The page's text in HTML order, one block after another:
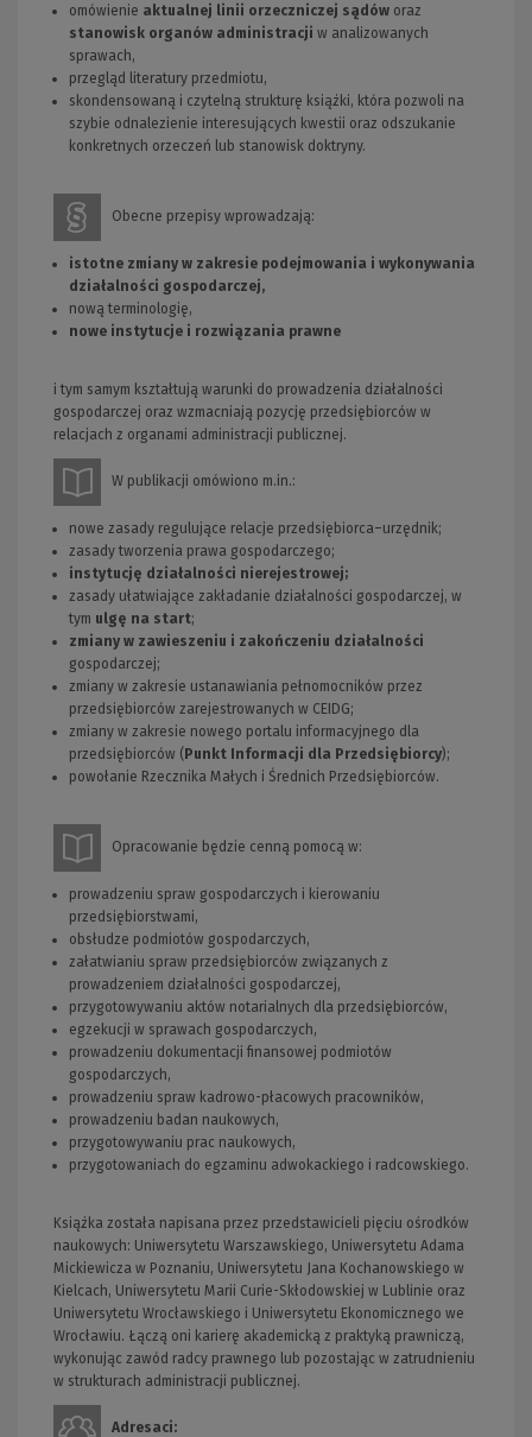
omówienie aktualnej linii orzeczniczej sądów oraz
stanowisk organów administracji w analizowanych
sprawach,
przegląd literatury przedmiotu,
skondensowaną i czytelną strukturę książki, która pozwoli na
szybie odnalezienie interesujących kwestii oraz odszukanie
konkretnych orzeczeń lub stanowisk doktryny.
Obecne przepisy wprowadzają:
istotne zmiany w zakresie podejmowania i wykonywania
działalności gospodarczej,
nową terminologię,
nowe instytucje i rozwiązania prawne
i tym samym kształtują warunki do prowadzenia działalności
gospodarczej oraz wzmacniają pozycję przedsiębiorców w
relacjach z organami administracji publicznej.
W publikacji omówiono m.in.:
nowe zasady regulujące relacje przedsiębiorca–urzędnik;
zasady tworzenia prawa gospodarczego;
instytucję działalności nierejestrowej;
zasady ułatwiające zakładanie działalności gospodarczej, w
tym ulgę na start;
zmiany w zawieszeniu i zakończeniu działalności
gospodarczej;
zmiany w zakresie ustanawiania pełnomocników przez
przedsiębiorców zarejestrowanych w CEIDG;
zmiany w zakresie nowego portalu informacyjnego dla
przedsiębiorców (Punkt Informacji dla Przedsiębiorcy);
powołanie Rzecznika Małych i Średnich Przedsiębiorców.
Opracowanie będzie cenną pomocą w:
prowadzeniu spraw gospodarczych i kierowaniu
przedsiębiorstwami,
obsłudze podmiotów gospodarczych,
załatwianiu spraw przedsiębiorców związanych z
prowadzeniem działalności gospodarczej,
przygotowywaniu aktów notarialnych dla przedsiębiorców,
egzekucji w sprawach gospodarczych,
prowadzeniu dokumentacji finansowej podmiotów
gospodarczych,
prowadzeniu spraw kadrowo-płacowych pracowników,
prowadzeniu badan naukowych,
przygotowywaniu prac naukowych,
przygotowaniach do egzaminu adwokackiego i radcowskiego.
Książka została napisana przez przedstawicieli pięciu ośrodków
naukowych: Uniwersytetu Warszawskiego, Uniwersytetu Adama
Mickiewicza w Poznaniu, Uniwersytetu Jana Kochanowskiego w
Kielcach, Uniwersytetu Marii Curie-Skłodowskiej w Lublinie oraz
Uniwersytetu Wrocławskiego i Uniwersytetu Ekonomicznego we
Wrocławiu. Łączą oni karierę akademicką z praktyką prawniczą,
wykonując zawód radcy prawnego lub pozostając w zatrudnieniu
w strukturach administracji publicznej.
Adresaci: